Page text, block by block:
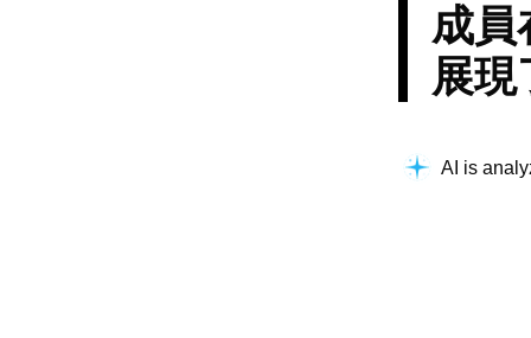
成員
展現
AI is